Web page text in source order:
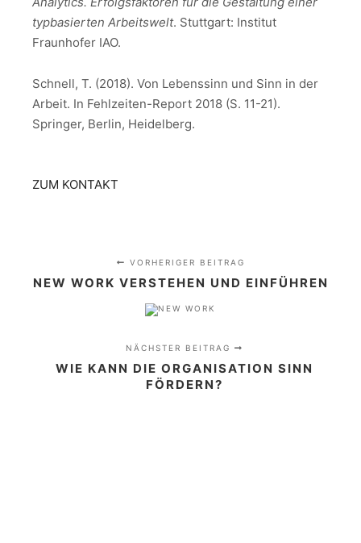
typbasierten Arbeitswelt. Stuttgart: Institut
Fraunhofer IAO.
Schnell, T. (2018). Von Lebenssinn und Sinn in der
Arbeit. In Fehlzeiten-Report 2018 (S. 11-21).
Springer, Berlin, Heidelberg.
ZUM KONTAKT
VORHERIGER BEITRAG
NEW WORK VERSTEHEN UND EINFÜHREN
NÄCHSTER BEITRAG
WIE KANN DIE ORGANISATION SINN
FÖRDERN?